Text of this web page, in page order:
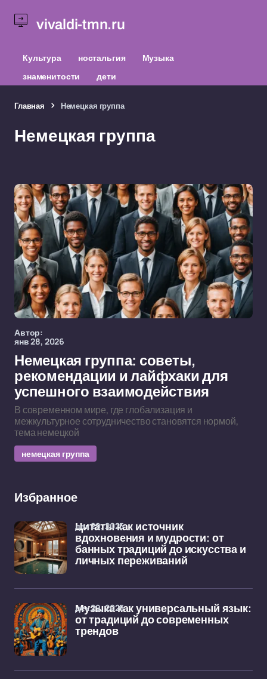
vivaldi-tmn.ru
Культура ностальгия
Музыка
знаменитости
дети
Главная Немецкая группа
Немецкая группа
Автор:
янв 28, 2026
Немецкая группа: советы,
рекомендации и лайфхаки для
успешного взаимодействия
В современном мире, где глобализация и
межкультурное сотрудничество становятся нормой,
тема немецкой
немецкая группа
Избранное
Цитаты как источник
вдохновения и мудрости: от
банных традиций до искусства и
личных переживаний
дек 29, 2025
Музыка как универсальный язык:
от традиций до современных
трендов
дек 29, 2025